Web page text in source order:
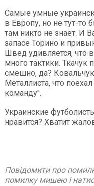
Самые умные
в Европу, но не тут-то
там никто не знает. И
запасе Торино и
Швед удивляется, что
много тактики. Ткачук
смешно, да?
Металлиста, что
команду".
Украинские
нравится? Хватит
Повідомити про
помилку мишею і